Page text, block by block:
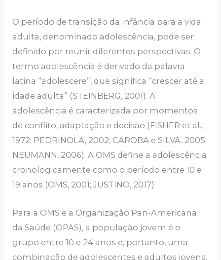
O período de transição da infância para a vida
adulta, denominado adolescência, pode ser
definido por reunir diferentes perspectivas. O
termo adolescência é derivado da palavra
latina “adolescere”, que significa “crescer até a
idade adulta” (STEINBERG, 2001). A
adolescência é caracterizada por momentos
de conflito, adaptação e decisão (FISHER et al.,
1972; PEDRINOLA, 2002; CAROBA e SILVA, 2005;
NEUMANN, 2006). A OMS define a adolescência
cronologicamente como o período entre 10 e
19 anos (OMS, 2001; JUSTINO, 2017).
Para a OMS e a Organização Pan-Americana
da Saúde (OPAS), a população jovem é o
grupo entre 10 e 24 anos e, portanto, uma
combinação de adolescentes e adultos jovens.